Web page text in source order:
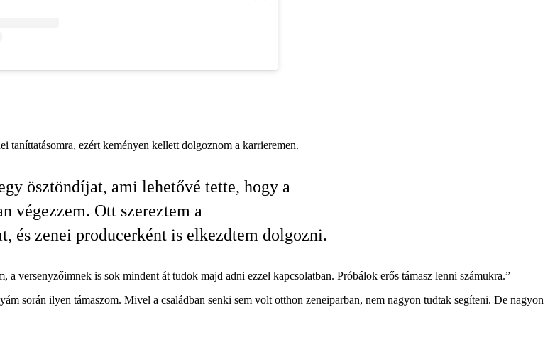
taníttatásomra, ezért keményen kellett dolgoznom a karrieremen.
ösztöndíjat, ami lehetővé tette, hogy a
végezzem. Ott szereztem a
és zenei producerként is elkezdtem dolgozni.
versenyzőimnek is sok mindent át tudok majd adni ezzel kapcsolatban. Próbálok erős támasz lenni számukra.”
során ilyen támaszom. Mivel a családban senki sem volt otthon zeneiparban, nem nagyon tudtak segíteni. De nagyon